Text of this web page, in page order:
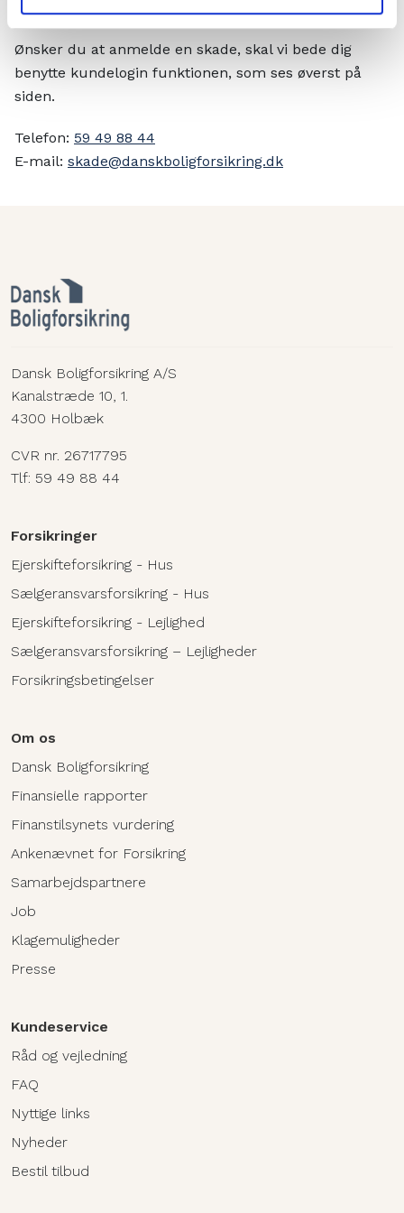
det forhold, som du ønsker at anmelde.
Ønsker du at anmelde en skade, skal vi bede dig
benytte kundelogin funktionen, som ses øverst på
siden.
Telefon: 59 49 88 44
E-mail: skade@danskboligforsikring.dk
Dansk Boligforsikring A/S
Kanalstræde 10, 1.
4300 Holbæk
CVR nr. 26717795
Tlf: 59 49 88 44
Forsikringer
Ejerskifteforsikring - Hus
Sælgeransvarsforsikring - Hus
Ejerskifteforsikring - Lejlighed
Sælgeransvarsforsikring – Lejligheder
Forsikringsbetingelser
Om os
Dansk Boligforsikring
Finansielle rapporter
Finanstilsynets vurdering
Ankenævnet for Forsikring
Samarbejdspartnere
Job
Klagemuligheder
Presse
Kundeservice
Råd og vejledning
FAQ
Nyttige links
Nyheder
Bestil tilbud